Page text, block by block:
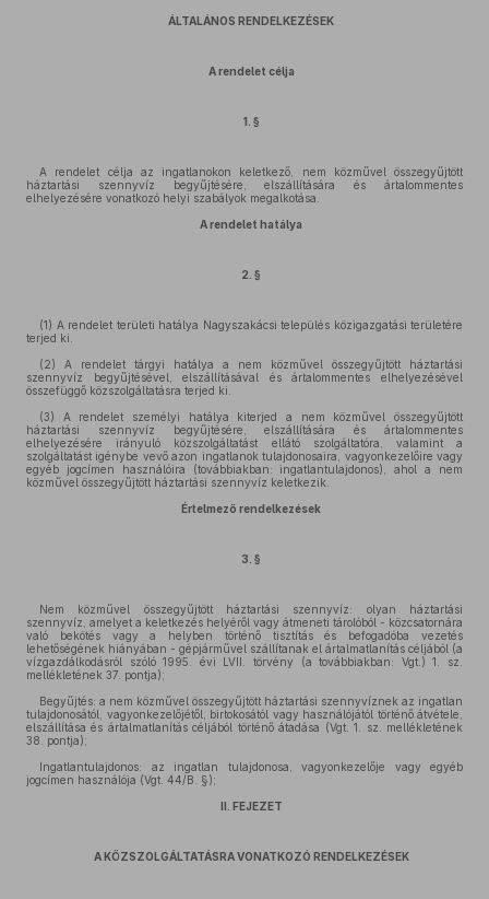
ÁLTALÁNOS RENDELKEZÉSEK
A rendelet célja
1. §
A rendelet célja az ingatlanokon keletkező, nem közművel összegyűjtött
háztartási szennyvíz begyűjtésére, elszállítására és ártalommentes
elhelyezésére vonatkozó helyi szabályok megalkotása.
A rendelet hatálya
2. §
(1) A rendelet területi hatálya Nagyszakácsi település közigazgatási területére
terjed ki.
(2) A rendelet tárgyi hatálya a nem közművel összegyűjtött háztartási
szennyvíz begyűjtésével, elszállításával és ártalommentes elhelyezésével
összefüggő közszolgáltatásra terjed ki.
(3) A rendelet személyi hatálya kiterjed a nem közművel összegyűjtött
háztartási szennyvíz begyűjtésére, elszállítására és ártalommentes
elhelyezésére irányuló közszolgáltatást ellátó szolgáltatóra, valamint a
szolgáltatást igénybe vevő azon ingatlanok tulajdonosaira, vagyonkezelőire vagy
egyéb jogcímen használóira (továbbiakban: ingatlantulajdonos), ahol a nem
közművel összegyűjtött háztartási szennyvíz keletkezik.
Értelmező rendelkezések
3. §
Nem közművel összegyűjtött háztartási szennyvíz: olyan háztartási
szennyvíz, amelyet a keletkezés helyéről vagy átmeneti tárolóból - közcsatornára
való bekötés vagy a helyben történő tisztítás és befogadóba vezetés
lehetőségének hiányában - gépjárművel szállítanak el ártalmatlanítás céljából (a
vízgazdálkodásról szóló 1995. évi LVII. törvény (a továbbiakban: Vgt.) 1. sz.
mellékletének 37. pontja);
Begyűjtés: a nem közművel összegyűjtött háztartási szennyvíznek az ingatlan
tulajdonosától, vagyonkezelőjétől, birtokosától vagy használójától történő átvétele,
elszállítása és ártalmatlanítás céljából történő átadása (Vgt. 1. sz. mellékletének
38. pontja);
Ingatlantulajdonos: az ingatlan tulajdonosa, vagyonkezelője vagy egyéb
jogcímen használója (Vgt. 44/B. §);
II. FEJEZET
A KÖZSZOLGÁLTATÁSRA VONATKOZÓ RENDELKEZÉSEK